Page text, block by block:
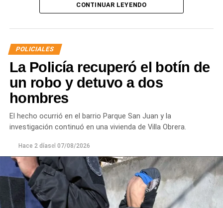
alcohólicas con el joven y que, en el marco de una
denuncia penal ni recibir asistencia médica y
únicamente solicitó que el joven se retirara del lugar
para evitar que el conflicto continuara.
Ante la persistencia de la conducta agresiva y el
efectivos, el hombre fue demorado con el objetivo de
mayor gravedad.
CONTINUAR LEYENDO
POLICIALES
La Policía recuperó el botín de
un robo y detuvo a dos
hombres
El hecho ocurrió en el barrio Parque San Juan y la
investigación continuó en una vivienda de Villa Obrera.
Hace 2 díasel 07/08/2026